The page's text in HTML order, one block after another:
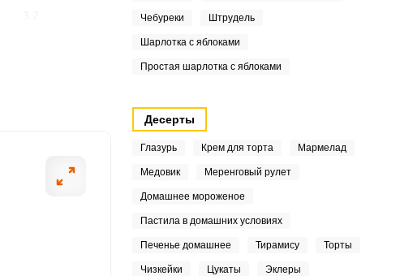
Чебуреки Штрудель
Шарлотка с яблоками
Простая шарлотка с яблоками
Десерты
Глазурь Крем для торта Мармелад
Медовик Меренговый рулет
Домашнее мороженое
Пастила в домашних условиях
Печенье домашнее Тирамису Торты
Чизкейки Цукаты Эклеры